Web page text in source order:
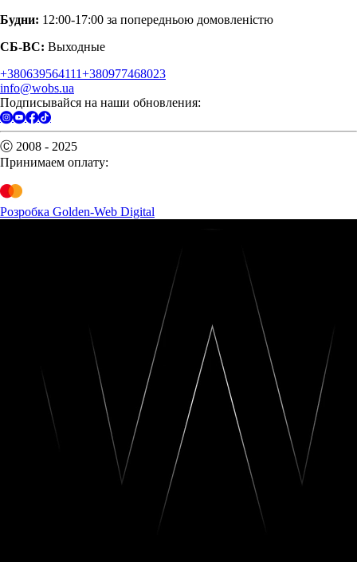
Будни: 12:00-17:00 за попередньою домовленістю
СБ-ВС: Выходные
+380639564111+380977468023
info@wobs.ua
Подписывайся на наши обновления:
Ⓒ 2008 - 2025
Принимаем оплату:
Розробка Golden-Web Digital